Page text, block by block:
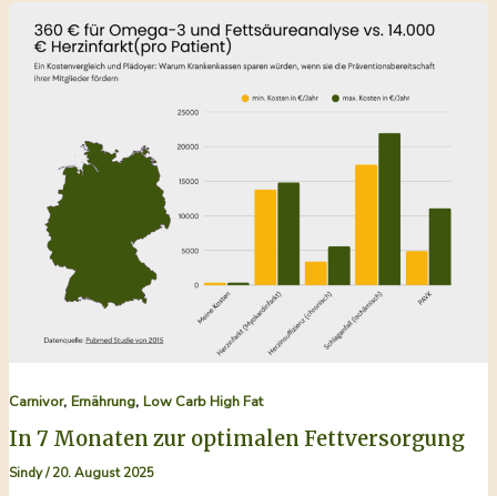
Träume
Stress
Carnivor, Ernährung, Low Carb High Fat
In 7 Monaten zur optimalen Fettversorgung
Sindy/20. August 2025